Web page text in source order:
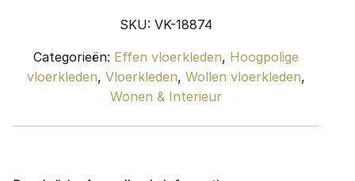
200
280
cm
quantity
SKU: VK-18874
Categorieën: Effen vloerkleden, Hoogpolige
vloerkleden, Vloerkleden, Wollen vloerkleden,
Wonen & Interieur